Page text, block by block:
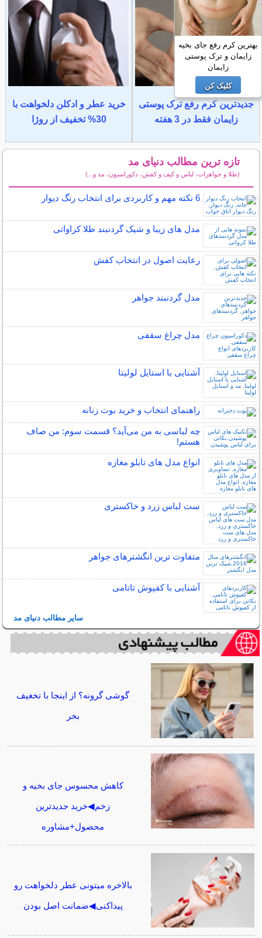
جدیدترین کرم رفع ترک پوستی
زایمان فقط در 3 هفته
خرید عطر و ادکلن دلخواهت با
30% تخفیف از روژا
تازه ترین مطالب دنیای مد
(طلا و جواهرات، لباس و کیف و کفش، دکوراسیون، مد و...)
6 نکته مهم و کاربردی برای انتخاب رنگ دیوار
مدل های زیبا و شیک گردنبند طلا کراواتی
رعایت اصول در انتخاب کفش
مدل گردنبند جواهر
مدل چراغ سقفی
آشنایی با استایل لولیتا
راهنمای انتخاب و خرید بوت زنانه
چه لباسی به من می‌آید؟ قسمت سوم: من صاف
هستم!
انواع مدل های تابلو مغازه
ست لباس زرد و خاکستری
متفاوت ترین انگشترهای جواهر
آشنایی با کفپوش تاتامی
سایر مطالب دنیای مد
گوشی گرونه؟ از اینجا با تخغیف
بخر
کاهش محسوس جای بخیه و
زخم◀خرید جدیدترین
محصول+مشاوره
بالاخره میتونی عطر دلخواهت رو
پیداکنی◀ضمانت اصل بودن
بهترین کرم رفع جای بخیه
زایمان و ترک پوستی
زایمان
کلیک کن